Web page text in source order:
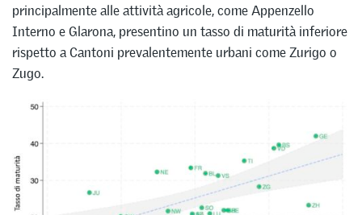
principalmente alle attività agricole, come Appenzello
Interno e Glarona, presentino un tasso di maturità inferiore
rispetto a Cantoni prevalentemente urbani come Zurigo o
Zugo.